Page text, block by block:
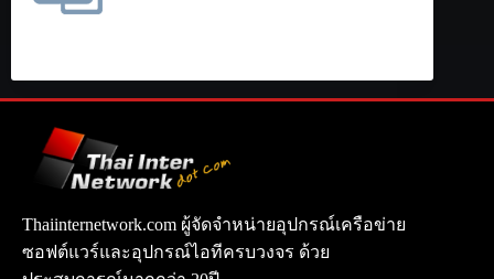
Thaiinternetwork.com ผู้จัดจำหน่ายอุปกรณ์เครือข่าย
ซอฟต์แวร์และอุปกรณ์ไอทีครบวงจร ด้วย